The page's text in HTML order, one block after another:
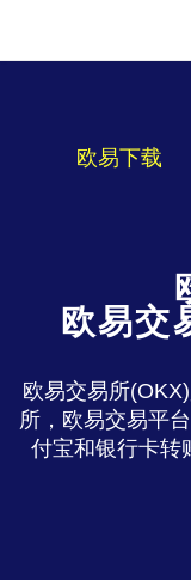
欧易下载
欧易交
欧易交易所
所，欧易交易平
付宝和银行卡转